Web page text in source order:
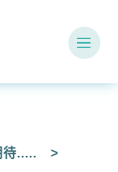
待..... >